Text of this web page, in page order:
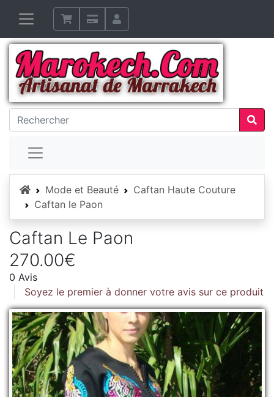
AccueilMode et Beauté
Caftan Haute Couture
Caftan le Paon
Caftan Le Paon
270.00€
0 Avis
Soyez le premier à donner votre avis sur ce produit